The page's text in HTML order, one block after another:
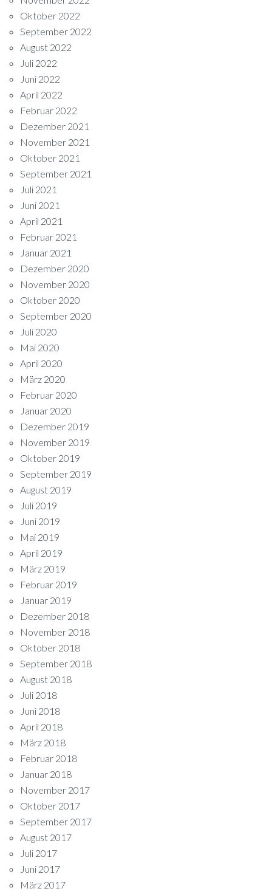
Oktober 2022
September 2022
August 2022
Juli 2022
Juni 2022
April 2022
Februar 2022
Dezember 2021
November 2021
Oktober 2021
September 2021
Juli 2021
Juni 2021
April 2021
Februar 2021
Januar 2021
Dezember 2020
November 2020
Oktober 2020
September 2020
Juli 2020
Mai 2020
April 2020
März 2020
Februar 2020
Januar 2020
Dezember 2019
November 2019
Oktober 2019
September 2019
August 2019
Juli 2019
Juni 2019
Mai 2019
April 2019
März 2019
Februar 2019
Januar 2019
Dezember 2018
November 2018
Oktober 2018
September 2018
August 2018
Juli 2018
Juni 2018
April 2018
März 2018
Februar 2018
Januar 2018
November 2017
Oktober 2017
September 2017
August 2017
Juli 2017
Juni 2017
März 2017